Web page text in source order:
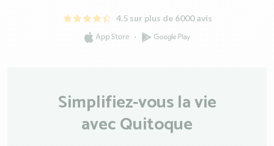
4.5 sur plus de 6000 avis
Simplifiez-vous la vie
avec Quitoque